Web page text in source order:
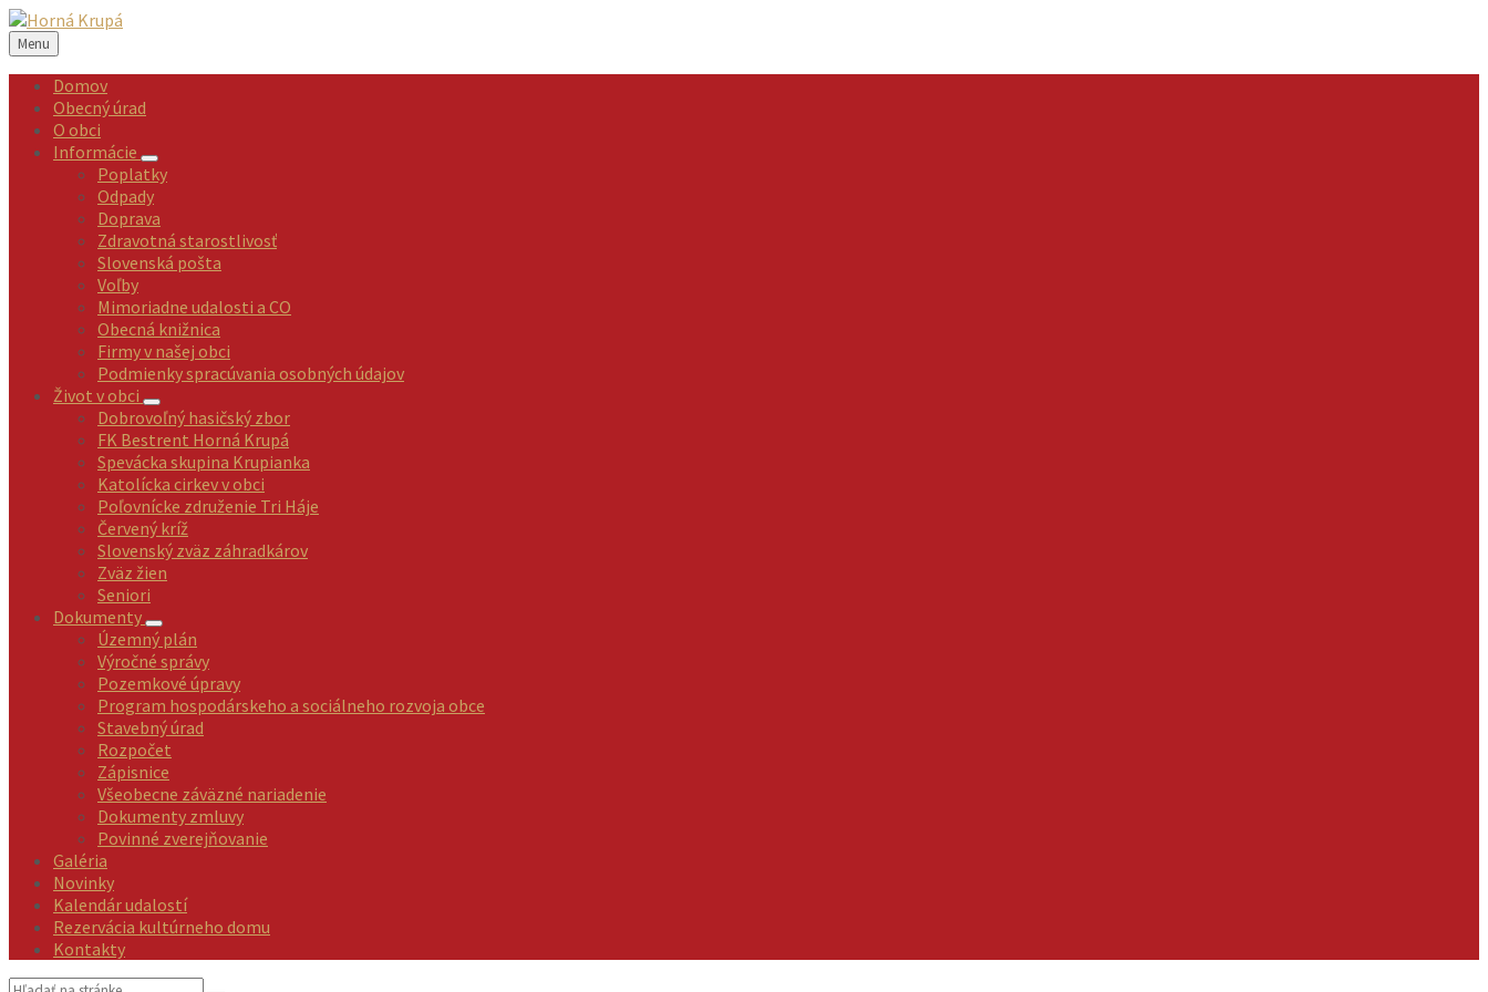
Preskočiť
na
obsah
Preskočiť
na
ľavý
panel
Preskočiť
na
pravý
panel
Preskočiť
na
pätičku
Menu
Domov
Obecný úrad
O obci
Informácie
Poplatky
Odpady
Doprava
Zdravotná starostlivosť
Slovenská pošta
Voľby
Mimoriadne udalosti a CO
Obecná knižnica
Firmy v našej obci
Podmienky spracúvania osobných údajov
Život v obci
Dobrovoľný hasičský zbor
FK Bestrent Horná Krupá
Spevácka skupina Krupianka
Katolícka cirkev v obci
Poľovnícke združenie Tri Háje
Červený kríž
Slovenský zväz záhradkárov
Zväz žien
Seniori
Dokumenty
Územný plán
Výročné správy
Pozemkové úpravy
Program hospodárskeho a sociálneho rozvoja obce
Stavebný úrad
Rozpočet
Zápisnice
Všeobecne záväzné nariadenie
Dokumenty zmluvy
Povinné zverejňovanie
Galéria
Novinky
Kalendár udalostí
Rezervácia kultúrneho domu
Kontakty
Vyhľadávanie: